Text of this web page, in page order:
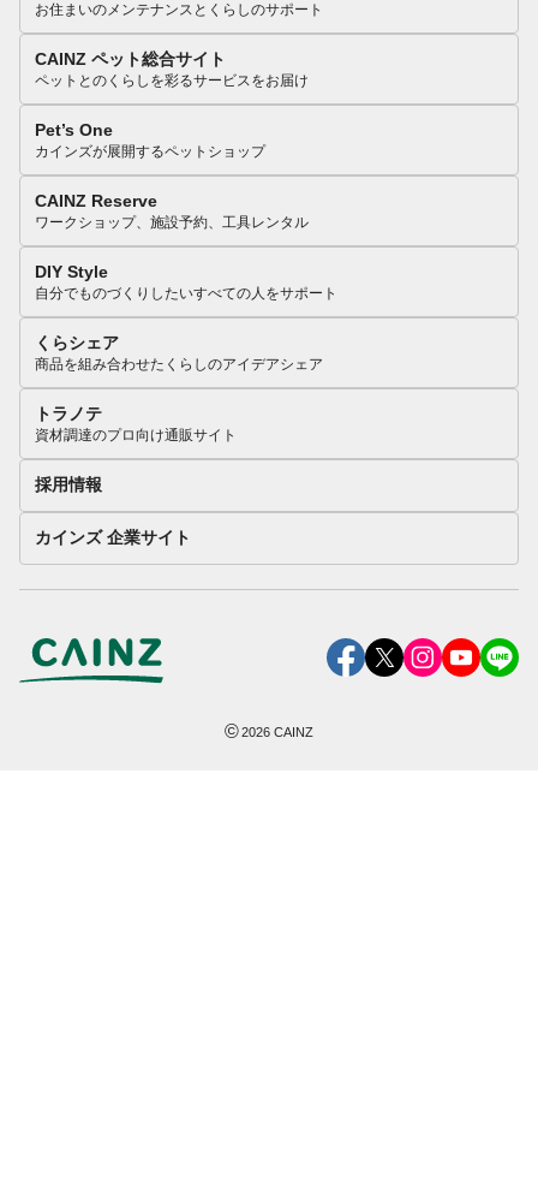
お住まいのメンテナンスとくらしのサポート
CAINZ ペット総合サイト
ペットとのくらしを彩るサービスをお届け
Pet’s One
カインズが展開するペットショップ
CAINZ Reserve
ワークショップ、施設予約、工具レンタル
DIY Style
自分でものづくりしたいすべての人をサポート
くらシェア
商品を組み合わせたくらしのアイデアシェア
トラノテ
資材調達のプロ向け通販サイト
採用情報
カインズ 企業サイト
©2026 CAINZ